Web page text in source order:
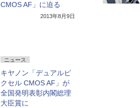
CMOS AF」に迫る
2013年8月9日
ニュース
キヤノン「デュアルピ
クセル CMOS AF」が
全国発明表彰内閣総理
大臣賞に